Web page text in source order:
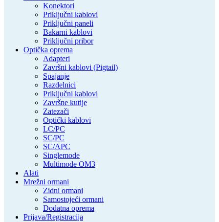
Konektori
Priključni kablovi
Priključni paneli
Bakarni kablovi
Priključni pribor
Optička oprema
Adapteri
Završni kablovi (Pigtail)
Spajanje
Razdelnici
Priključni kablovi
Završne kutije
Zatezači
Optički kablovi
LC/PC
SC/PC
SC/APC
Singlemode
Multimode OM3
Alati
Mrežni ormani
Zidni ormani
Samostojeći ormani
Dodatna oprema
Prijava/Registracija